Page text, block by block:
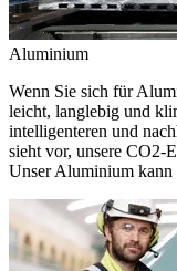
Aluminium
Wenn Sie sich für
leicht, langlebig und
intelligenteren und
sieht vor, unsere CO2-
Unser Aluminium kann